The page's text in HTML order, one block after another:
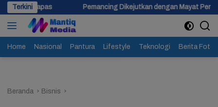
Langsung
ke
konten
Terkini
Pemancing Dikejutkan dengan Mayat Perempuan Mengapung di
Home Nasional Pantura Lifestyle Teknologi Berita Foto
Beranda Bisnis